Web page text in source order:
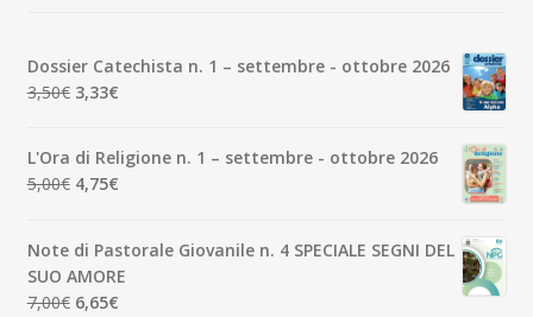
Dossier Catechista n. 1 – settembre - ottobre 2026
3,50€ Il
era:
3,50€.
3,33€Il
è:
3,33€.
L'Ora di Religione n. 1 – settembre - ottobre 2026
5,00€ Il
era:
5,00€.
4,75€Il
è:
4,75€.
Note di Pastorale Giovanile n. 4 SPECIALE SEGNI DEL
SUO AMORE
7,00€ Il
6,65€Il